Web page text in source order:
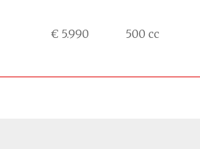
€ 5.990 500 cc